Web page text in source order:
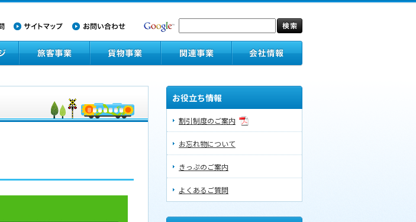
お役立ち情報
割引制度のご案内
お忘れ物について
きっぷのご案内
よくあるご質問